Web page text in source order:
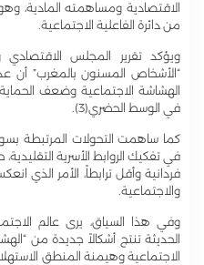
الاقتصادية ومساهمته المادية،
من دائرة الفاعلية الاجتماعية.
ويؤكد تقرير المجلس الاقتصادي
“الأشخاص المسنون بالمغرب” أن
الهشاشة الاجتماعية وضعف الحماية
في الوسط الحضري(3).
كما ساهمت التحولات المرتبطة
في تفكيك الروابط الأسرية
فردانية وأقل ترابطاً، الأمر الذي
والاجتماعية.
وفي هذا السياق، يرى عالم
الحديثة تنتج أشكالاً جديدة من
الاجتماعية وهيمنة المنطق